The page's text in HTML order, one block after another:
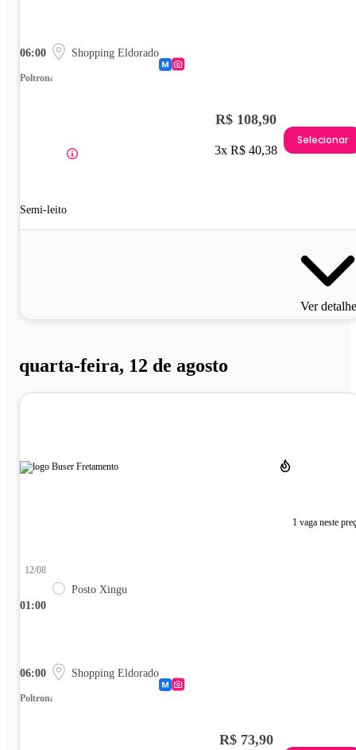
06:00 Shopping Eldorado
Poltrona
Semi-leito
R$ 108,90
3x R$ 40,38
Selecionar
Ver
quarta-feira, 12 de agosto
1 vaga neste
01:00
12/08
Posto Xingu
06:00 Shopping Eldorado
Poltrona
R$ 73,90